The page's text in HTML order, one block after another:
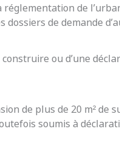
de
de demande
ou d’une
de plus de 20 m² de
soumis à